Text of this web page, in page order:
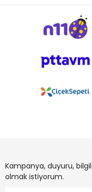
🔹Kurutulmuş Kedi
Doğal Et Kedi Ödülleri
Kedinizi sevindirecek
Kampanya, duyuru,
olmak istiyorum.